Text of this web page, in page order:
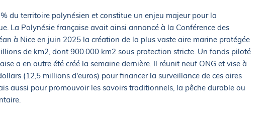
du territoire polynésien et constitue un enjeu majeur pour la
La Polynésie française avait ainsi annoncé à la Conférence des
à Nice en juin 2025 la création de la plus vaste aire marine protégée
de km2, dont 900.000 km2 sous protection stricte. Un fonds piloté
a en outre été créé la semaine dernière. Il réunit neuf ONG et vise à
(12,5 millions d'euros) pour financer la surveillance de ces aires
aussi pour promouvoir les savoirs traditionnels, la pêche durable ou